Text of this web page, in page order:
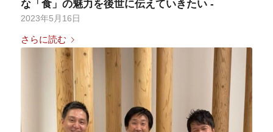
な「食」の魅力を後世に伝えていきたい -
2023年5月16日
さらに読む